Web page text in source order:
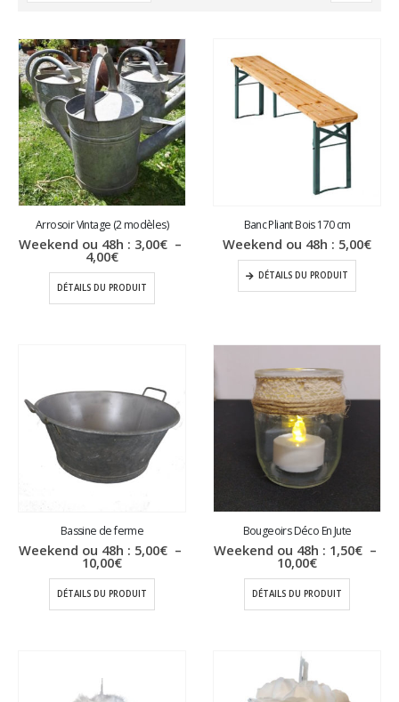
Arrosoir Vintage (2 modèles)
Weekend ou 48h : 3,00€ –
4,00€Plage
de
prix :
3,00€
à
DÉTAILS DU PRODUIT
Banc Pliant Bois 170 cm
Weekend ou 48h : 5,00€
DÉTAILS DU PRODUIT
Bassine de ferme
Weekend ou 48h : 5,00€ –
10,00€Plage
de
prix :
5,00€
à
DÉTAILS DU PRODUIT
Bougeoirs Déco En Jute
Weekend ou 48h : 1,50€ –
10,00€Plage
de
prix :
1,50€
à
DÉTAILS DU PRODUIT